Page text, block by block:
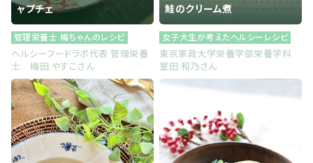
ャプチェ
管理栄養士 梅ちゃんのレシピ
ヘルシーフードラボ代表 管理栄養
士 梅田 やすこさん
鮭のクリーム煮
女子大生が考えたヘルシーレシピ
東京家政大学栄養学部栄養学科
室田 和乃さん